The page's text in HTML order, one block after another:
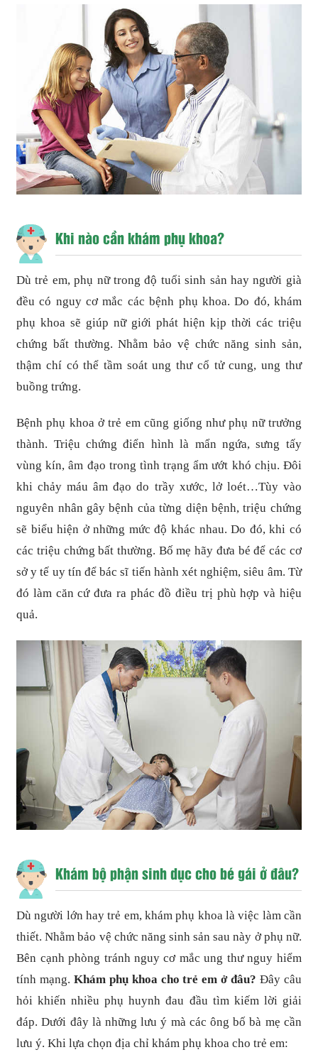
Khi nào cần khám phụ khoa?
Dù trẻ em, phụ nữ trong độ tuổi sinh sản hay người già
đều có nguy cơ mắc các bệnh phụ khoa. Do đó, khám
phụ khoa sẽ giúp nữ giới phát hiện kịp thời các triệu
chứng bất thường. Nhằm bảo vệ chức năng sinh sản,
thậm chí có thể tầm soát ung thư cổ tử cung, ung thư
buồng trứng.
Bệnh phụ khoa ở trẻ em cũng giống như phụ nữ trưởng
thành. Triệu chứng điển hình là mẩn ngứa, sưng tấy
vùng kín, âm đạo trong tình trạng ẩm ướt khó chịu. Đôi
khi chảy máu âm đạo do trầy xước, lở loét…Tùy vào
nguyên nhân gây bệnh của từng diện bệnh, triệu chứng
sẽ biểu hiện ở những mức độ khác nhau. Do đó, khi có
các triệu chứng bất thường. Bố mẹ hãy đưa bé để các cơ
sở y tế uy tín để bác sĩ tiến hành xét nghiệm, siêu âm. Từ
đó làm căn cứ đưa ra phác đồ điều trị phù hợp và hiệu
quả.
Khám bộ phận sinh dục cho bé gái ở đâu?
Dù người lớn hay trẻ em, khám phụ khoa là việc làm cần
thiết. Nhằm bảo vệ chức năng sinh sản sau này ở phụ nữ.
Bên cạnh phòng tránh nguy cơ mắc ung thư nguy hiểm
tính mạng. Khám phụ khoa cho trẻ em ở đâu? Đây câu
hỏi khiến nhiều phụ huynh đau đầu tìm kiếm lời giải
đáp. Dưới đây là những lưu ý mà các ông bố bà mẹ cần
lưu ý. Khi lựa chọn địa chỉ khám phụ khoa cho trẻ em: